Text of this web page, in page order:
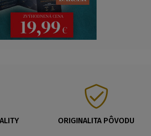
ORIGINALITA PÔVODU